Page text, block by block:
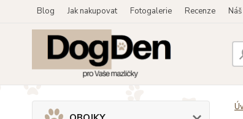
Blog Jak nakupovat Fotogalerie Recenze